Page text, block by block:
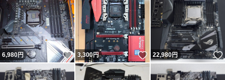
6,980円 いいね！
3,300円 いいね！
22,980円